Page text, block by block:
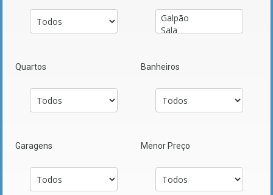
Quartos Banheiros
Garagens Menor Preço